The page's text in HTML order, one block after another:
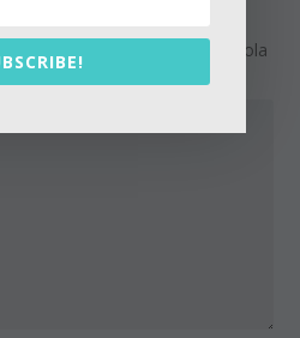
opublikowany. Wymagane pola